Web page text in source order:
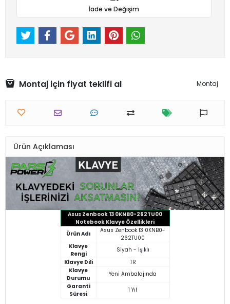
İade ve Değişim
Montaj için fiyat teklifi al Montaj
Ürün Açıklaması
Asus Zenbook 13 0KNB0-262TU00
Notebook Klavye Özellikleri
Ürün Adı
Asus Zenbook 13 0KNB0-
262TU00
Klavye
Rengi
Siyah - Işıklı
Klavye Dili
TR
Klavye
Durumu
Yeni Ambalajında
Garanti
Süresi
1 Yıl